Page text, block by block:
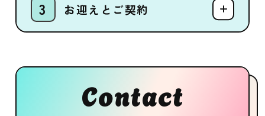
お迎えとご契約
Contact